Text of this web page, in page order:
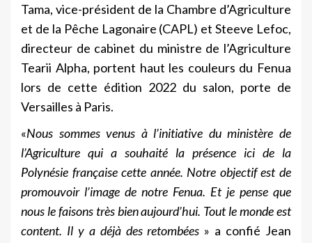
Tama, vice-président de la Chambre d’Agriculture
et de la Pêche Lagonaire (CAPL) et Steeve Lefoc,
directeur de cabinet du ministre de l’Agriculture
Tearii Alpha, portent haut les couleurs du Fenua
lors de cette édition 2022 du salon, porte de
Versailles à Paris.
«Nous sommes venus à l’initiative du ministère de
l’Agriculture qui a souhaité la présence ici de la
Polynésie française cette année. Notre objectif est de
promouvoir l’image de notre Fenua. Et je pense que
nous le faisons très bien aujourd’hui. Tout le monde est
content. Il y a déjà des retombées » a confié Jean